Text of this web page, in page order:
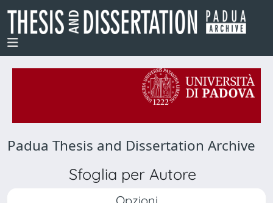
Padua Thesis and Dissertation Archive
Sfoglia per Autore